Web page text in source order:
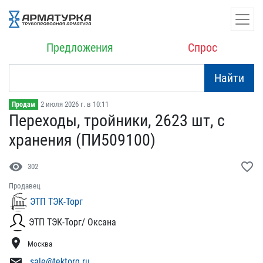
Предложения Спрос
Найти
Продам 2 июля 2026 г. в 10:11
Переходы, тройники, 2623​ шт, с
хранения (ПИ50910​0)
visibility 302 favorite_border
Продавец
ЭТП ТЭК-Торг
ЭТП ТЭК-Торг/ Оксана
location_on Москва